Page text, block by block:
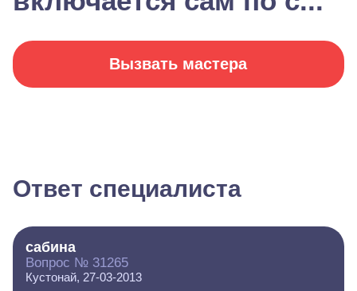
Вызвать мастера
Ответ специалиста
сабина
Вопрос № 31265
Кустонай, 27-03-2013